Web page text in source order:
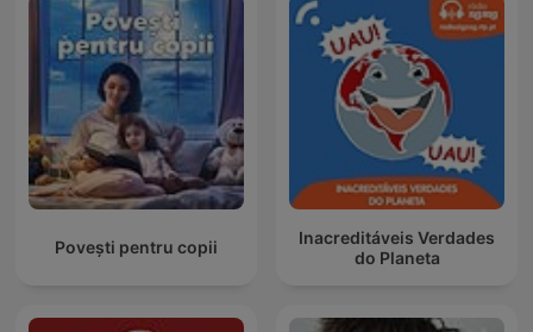
Povești pentru copii
Inacreditáveis Verdades
do Planeta